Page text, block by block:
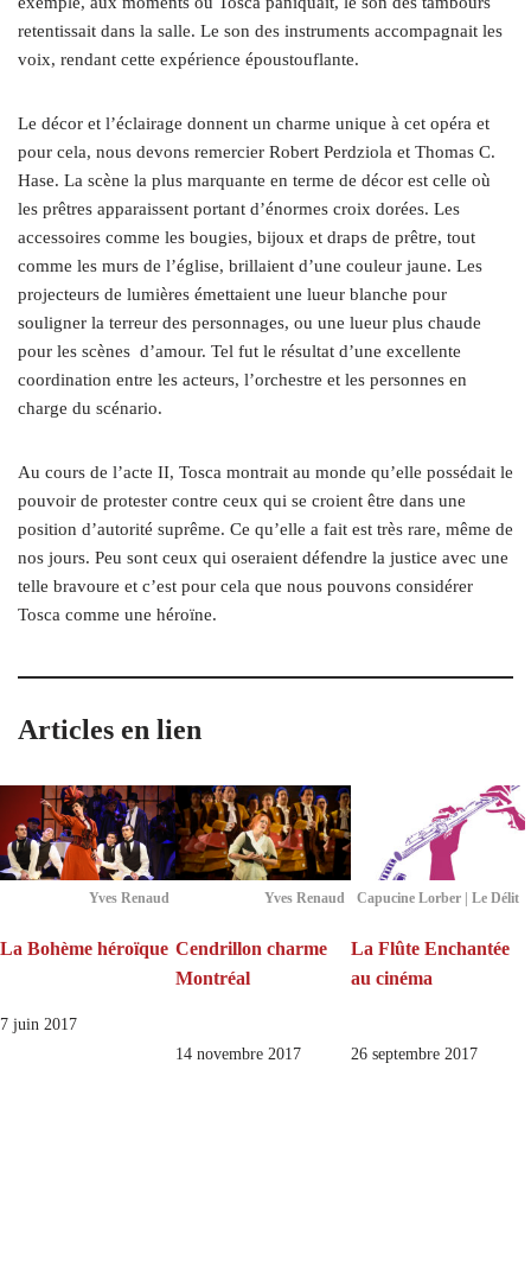
retentissait dans la salle. Le son des instruments accompagnait les
voix, rendant cette expérience époustouflante.
Le décor et l’éclairage donnent un charme unique à cet opéra et
pour cela, nous devons remercier Robert Perdziola et Thomas C.
Hase. La scène la plus marquante en terme de décor est celle où
les prêtres apparaissent portant d’énormes croix dorées. Les
accessoires comme les bougies, bijoux et draps de prêtre, tout
comme les murs de l’église, brillaient d’une couleur jaune. Les
projecteurs de lumières émettaient une lueur blanche pour
souligner la terreur des personnages, ou une lueur plus chaude
pour les scènes d’amour. Tel fut le résultat d’une excellente
coordination entre les acteurs, l’orchestre et les personnes en
charge du scénario.
Au cours de l’acte II, Tosca montrait au monde qu’elle possédait le
pouvoir de protester contre ceux qui se croient être dans une
position d’autorité suprême. Ce qu’elle a fait est très rare, même de
nos jours. Peu sont ceux qui oseraient défendre la justice avec une
telle bravoure et c’est pour cela que nous pouvons considérer
Tosca comme une héroïne.
Articles en lien
Yves Renaud
La Bohème héroïque
7 juin 2017
Yves Renaud
Cendrillon charme
Montréal
14 novembre 2017
Capucine Lorber | Le Délit
La Flûte Enchantée
au cinéma
26 septembre 2017